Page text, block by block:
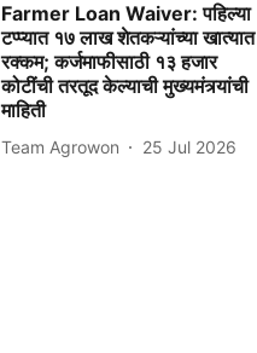
Farmer Loan Waiver: पहिल्या
टप्प्यात १७ लाख शेतकऱ्यांच्या खात्यात
रक्कम; कर्जमाफीसाठी १३ हजार
कोटींची तरतूद केल्याची मुख्यमंत्र्यांची
माहिती
Team Agrowon 25 Jul 2026